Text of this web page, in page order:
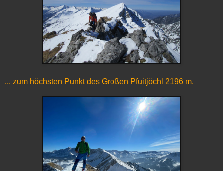
... zum höchsten Punkt des Großen Pfuitjöchl 2196 m.